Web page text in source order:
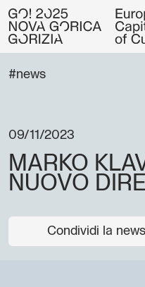
#news
09/11/2023
MARKO
NUOVO
Condividi la news